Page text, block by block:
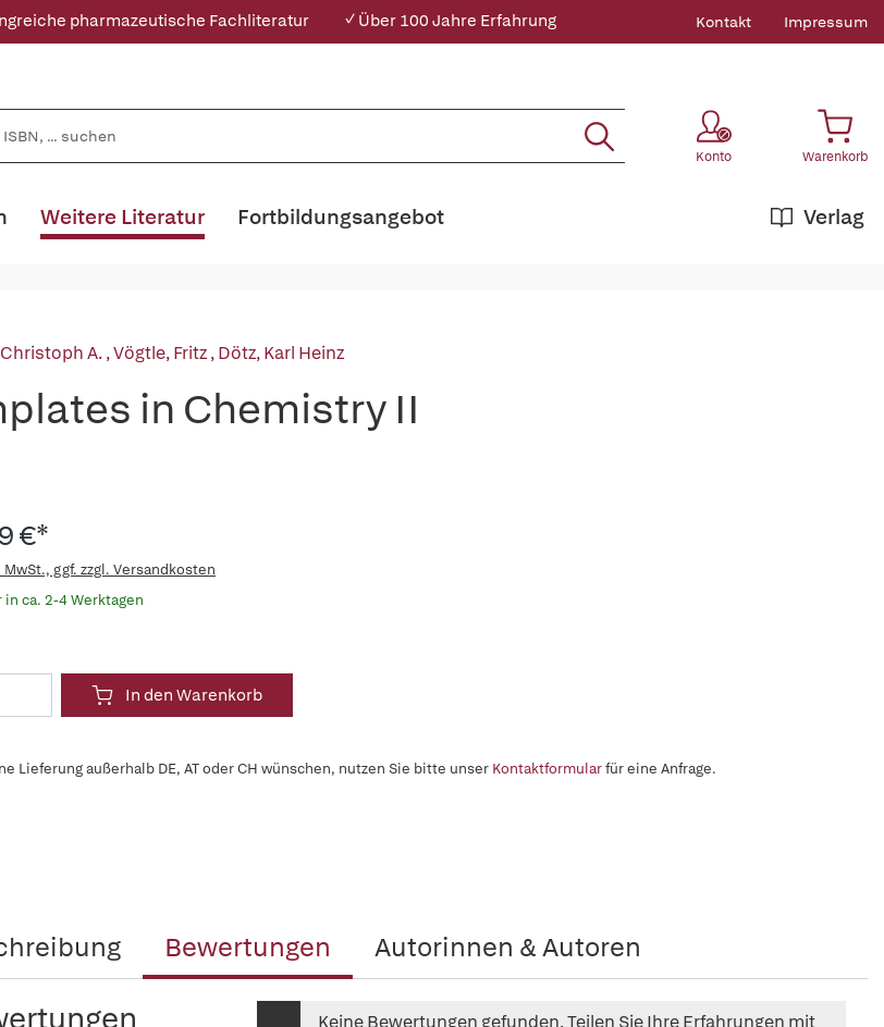
pharmazeutische Fachliteratur ✓ Über 100 Jahre Erfahrung Kontakt Impressum
Konto Warenkorb
Weitere Literatur Verlag
Fortbildungsangebot
A.,Vögtle, Fritz,Dötz, Karl Heinz
in Chemistry II
€*
ggf. zzgl. Versandkosten
ca. 2-4 Werktagen
In den Warenkorb
Lieferung außerhalb DE, AT oder CH wünschen, nutzen Sie bitte unser Kontaktformularfür eine Anfrage.
Bewertungen Autorinnen & Autoren
Keine Bewertungen gefunden. Teilen Sie Ihre Erfahrungen mit